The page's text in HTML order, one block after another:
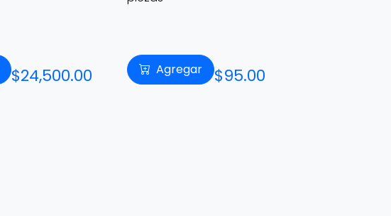
$24,500.00 Agregar $95.00